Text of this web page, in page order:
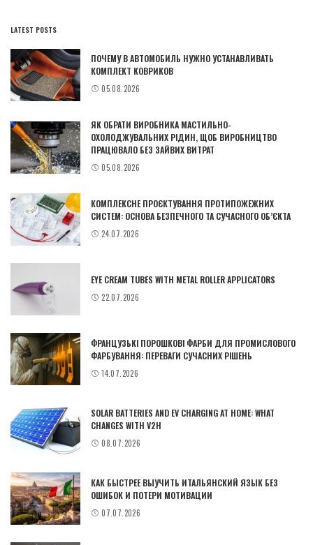
LATEST POSTS
ПОЧЕМУ В АВТОМОБИЛЬ НУЖНО УСТАНАВЛИВАТЬ
КОМПЛЕКТ КОВРИКОВ
05.08.2026
ЯК ОБРАТИ ВИРОБНИКА МАСТИЛЬНО-
ОХОЛОДЖУВАЛЬНИХ РІДИН, ЩОБ ВИРОБНИЦТВО
ПРАЦЮВАЛО БЕЗ ЗАЙВИХ ВИТРАТ
05.08.2026
КОМПЛЕКСНЕ ПРОЄКТУВАННЯ ПРОТИПОЖЕЖНИХ
СИСТЕМ: ОСНОВА БЕЗПЕЧНОГО ТА СУЧАСНОГО ОБ’ЄКТА
24.07.2026
EYE CREAM TUBES WITH METAL ROLLER APPLICATORS
22.07.2026
ФРАНЦУЗЬКІ ПОРОШКОВІ ФАРБИ ДЛЯ ПРОМИСЛОВОГО
ФАРБУВАННЯ: ПЕРЕВАГИ СУЧАСНИХ РІШЕНЬ
14.07.2026
SOLAR BATTERIES AND EV CHARGING AT HOME: WHAT
CHANGES WITH V2H
08.07.2026
КАК БЫСТРЕЕ ВЫУЧИТЬ ИТАЛЬЯНСКИЙ ЯЗЫК БЕЗ
ОШИБОК И ПОТЕРИ МОТИВАЦИИ
07.07.2026